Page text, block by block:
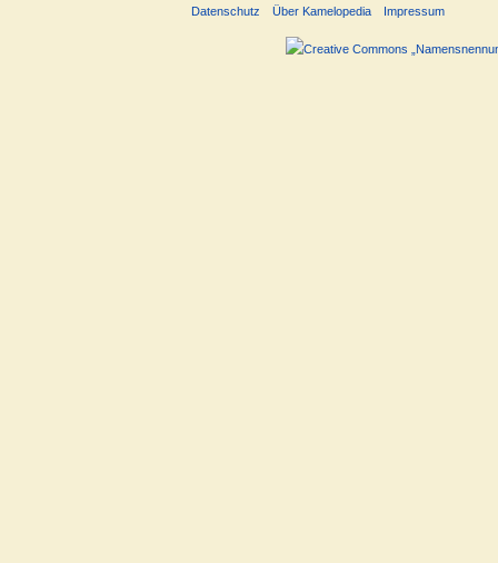
Datenschutz Über Kamelopedia Impressum